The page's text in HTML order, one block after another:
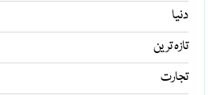
دنیا
تازہ ترین
تجارت